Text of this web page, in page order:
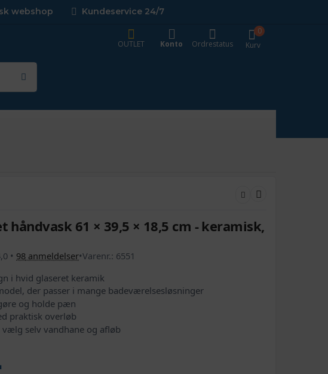
webshop Kundeservice 24/7
Kurv
0
OUTLET
Konto Ordrestatus
håndvask 61 × 39,5 × 18,5 cm - keramisk,
• 98 anmeldelser•Varenr.: 6551
i hvid glaseret keramik
der passer i mange badeværelsesløsninger
og holde pæn
praktisk overløb
vælg selv vandhane og afløb